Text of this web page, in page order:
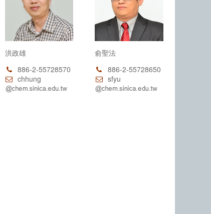
洪政雄
886-2-55728570
chhung
俞聖法
886-2-55728650
sfyu